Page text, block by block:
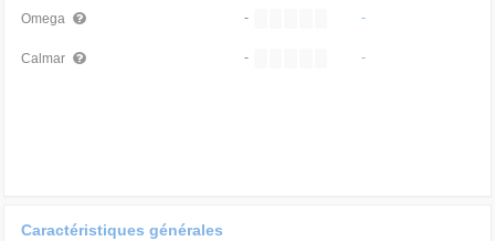
Omega - -
Calmar - -
Caractéristiques générales